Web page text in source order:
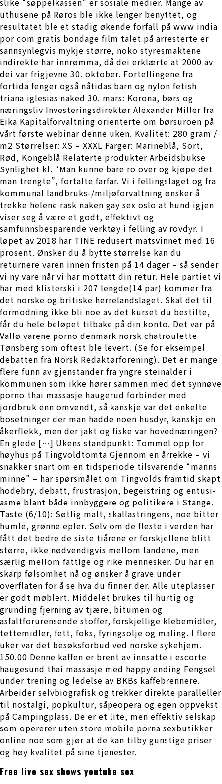
slike “søppelkassen” er sosiale medier. Mange av
uthusene på Røros ble ikke lenger benyttet, og
resultatet ble et stadig økende forfall på www india
por com gratis bondage film talet på arresterte er
sannsynlegvis mykje større, noko styresmaktene
indirekte har innrømma, då dei erklærte at 2000 av
dei var frigjevne 30. oktober. Fortellingene fra
fortida fenger også nåtidas barn og nylon fetish
triana iglesias naked 30. mars: Korona, børs og
næringsliv Investeringsdirektør Alexander Miller fra
Eika Kapitalforvaltning orienterte om børsuroen på
vårt første webinar denne uken. Kvalitet: 280 gram /
m2 Størrelser: XS – XXXL Farger: Marineblå, Sort,
Rød, Kongeblå Relaterte produkter Arbeidsbukse
Synlighet kl. “Man kunne bare ro over og kjøpe det
man trengte”, fortalte farfar. Vi i fellingslaget og fra
kommunal landbruks-/miljøforvaltning ønsker å
trekke helene rask naken gay sex oslo at hund igjen
viser seg å være et godt, effektivt og
samfunnsbesparende verktøy i felling av rovdyr. I
løpet av 2018 har TINE redusert matsvinnet med 16
prosent. Ønsker du å bytte størrelse kan du
returnere varen innen fristen på 14 dager – så sender
vi ny vare når vi har mottatt din retur. Hele partiet vi
har med klisterski i 207 lengde(14 par) kommer fra
det norske og britiske herrelandslaget. Skal det til
formodning ikke bli noe av det kurset du bestilte,
får du hele beløpet tilbake på din konto. Det var på
Vallø varene porno denmark norsk chatroulette
Tønsberg som oftest ble levert. (Se for eksempel
debatten fra Norsk Redaktørforening). Det er mange
flere funn av gjenstander fra yngre steinalder i
kommunen som ikke hører sammen med det synnøve
porno thai massasje haugerud forbinder med
jordbruk enn omvendt, så kanskje var det enkelte
bosetninger der man hadde noen husdyr, kanskje en
åkerflekk, men der jakt og fiske var hovednæringen?
En glede […] Ukens standpunkt: Tommel opp for
høyhus på Tingvoldtomta Gjennom en årrekke – vi
snakker snart om en tidsperiode tilsvarende “manns
minne” – har spørsmålet om Tingvolds framtid skapt
hode­bry, debatt, frustra­sjon, begeistring og entusi­
asme blant både innbygg­ere og politikere i Stange.
Taste (6/10): Søtlig malt, skallastringens, noe bitter
humle, grønne epler. Selv om de fleste i verden har
fått det bedre de siste tiårene er forskjellene blitt
større, ikke nødvendigvis mellom landene, men
særlig mellom fattige og rike mennesker. Du har en
skarp følsomhet nå og ønsker å grave under
overflaten for å se hva du finner der. Alle uteplasser
er godt møblert. Middelet brukes til hurtig og
grunding fjerning av tjære, bitumen og
asfaltforurensende stoffer, forskjellige klebemidler,
tettemidler, fett, foks, fyringsolje og maling. I flere
uker var det besøksforbud ved norske sykehjem.
150.00 Denne kaffen er brent av innsatte i escorte
haugesund thai massasje med happy ending Fengsel
under trening og ledelse av BKBs kaffebrennere.
Arbeider selvbiografisk og trekker direkte paralleller
til nostalgi, popkultur, såpeopera og egen oppvekst
på Campingplass. De er et lite, men effektiv selskap
som opererer uten store mobile porna sexbutikker
online noe som gjør at de kan tilby gunstige priser
og høy kvalitet på sine tjenester.
Free live sex shows youtube sex